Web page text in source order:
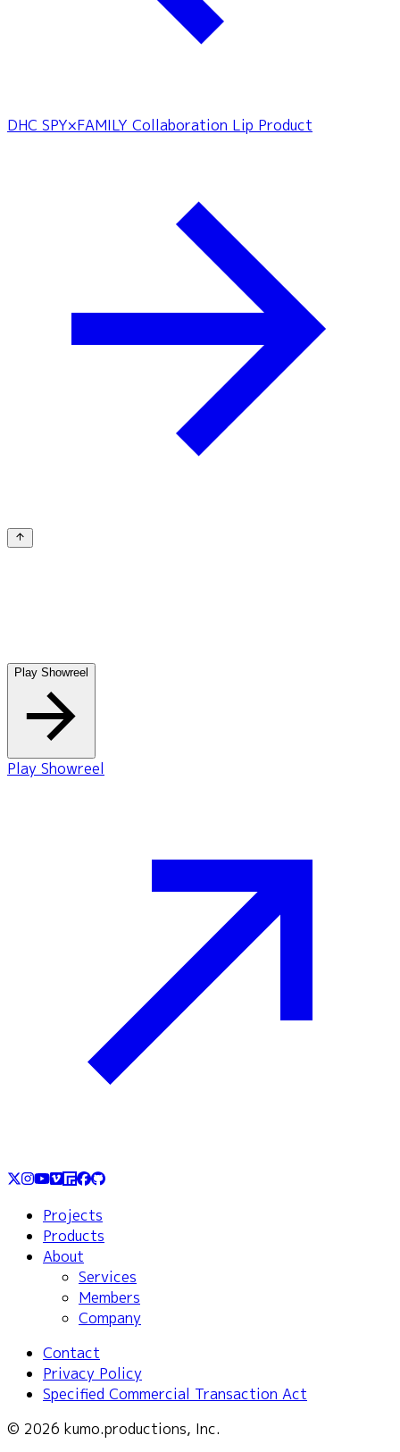
DHC SPY×FAMILY Collaboration Lip Product
Play Showreel
Play Showreel
Projects
Products
About
Services
Members
Company
Contact
Privacy Policy
Specified Commercial Transaction Act
© 2026 kumo.productions, Inc.